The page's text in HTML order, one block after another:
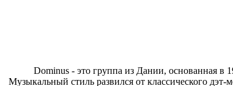
Dominus - это группа из Дании, основанная в
Музыкальный стиль развился от классического